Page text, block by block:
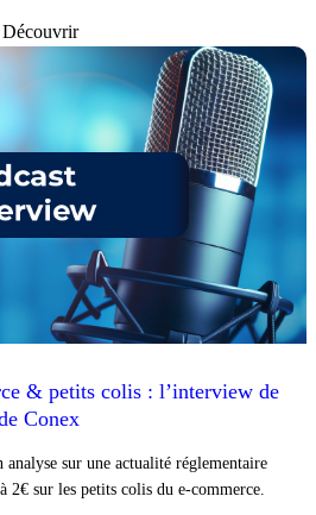
Découvrir
& petits colis : l’interview de
Conex
sur une actualité réglementaire
2€ sur les petits colis du e-commerce.